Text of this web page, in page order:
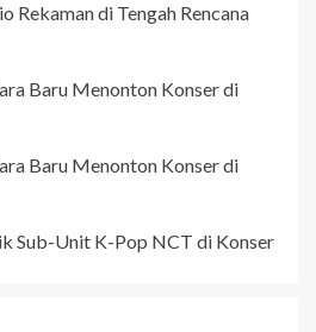
Rekaman di Tengah Rencana
Baru Menonton Konser di
Baru Menonton Konser di
Sub-Unit K-Pop NCT di Konser